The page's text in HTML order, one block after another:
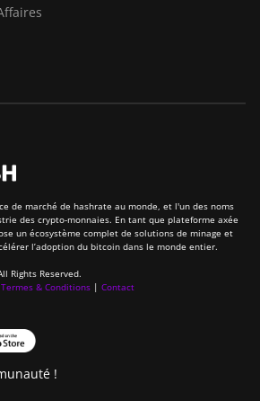
de marché de hashrate au monde, et l'un des noms
des crypto-monnaies. En tant que plateforme axée
un écosystème complet de solutions de minage et
l’adoption du bitcoin dans le monde entier.
Rights Reserved.
Termes & Conditions | Contact
!